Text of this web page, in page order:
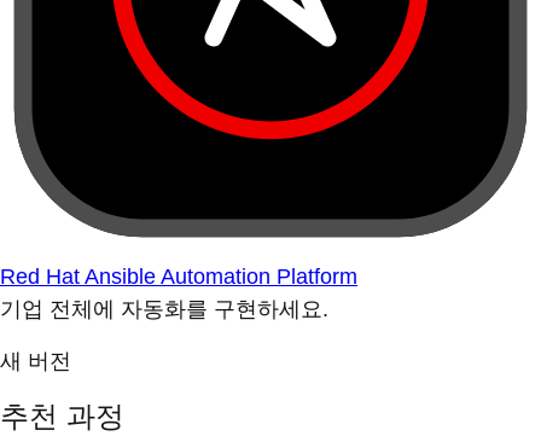
Red Hat Ansible Automation Platform
기업 전체에 자동화를 구현하세요.
새 버전
추천 과정